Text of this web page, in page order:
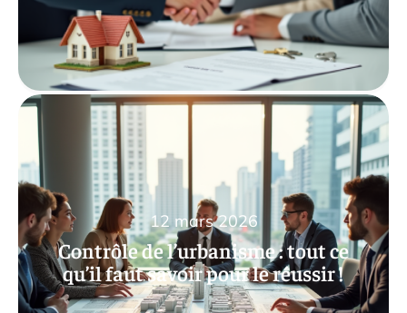
Contrôle de l’urbanisme : tout ce
qu’il faut savoir pour le réussir !
12 mars 2026